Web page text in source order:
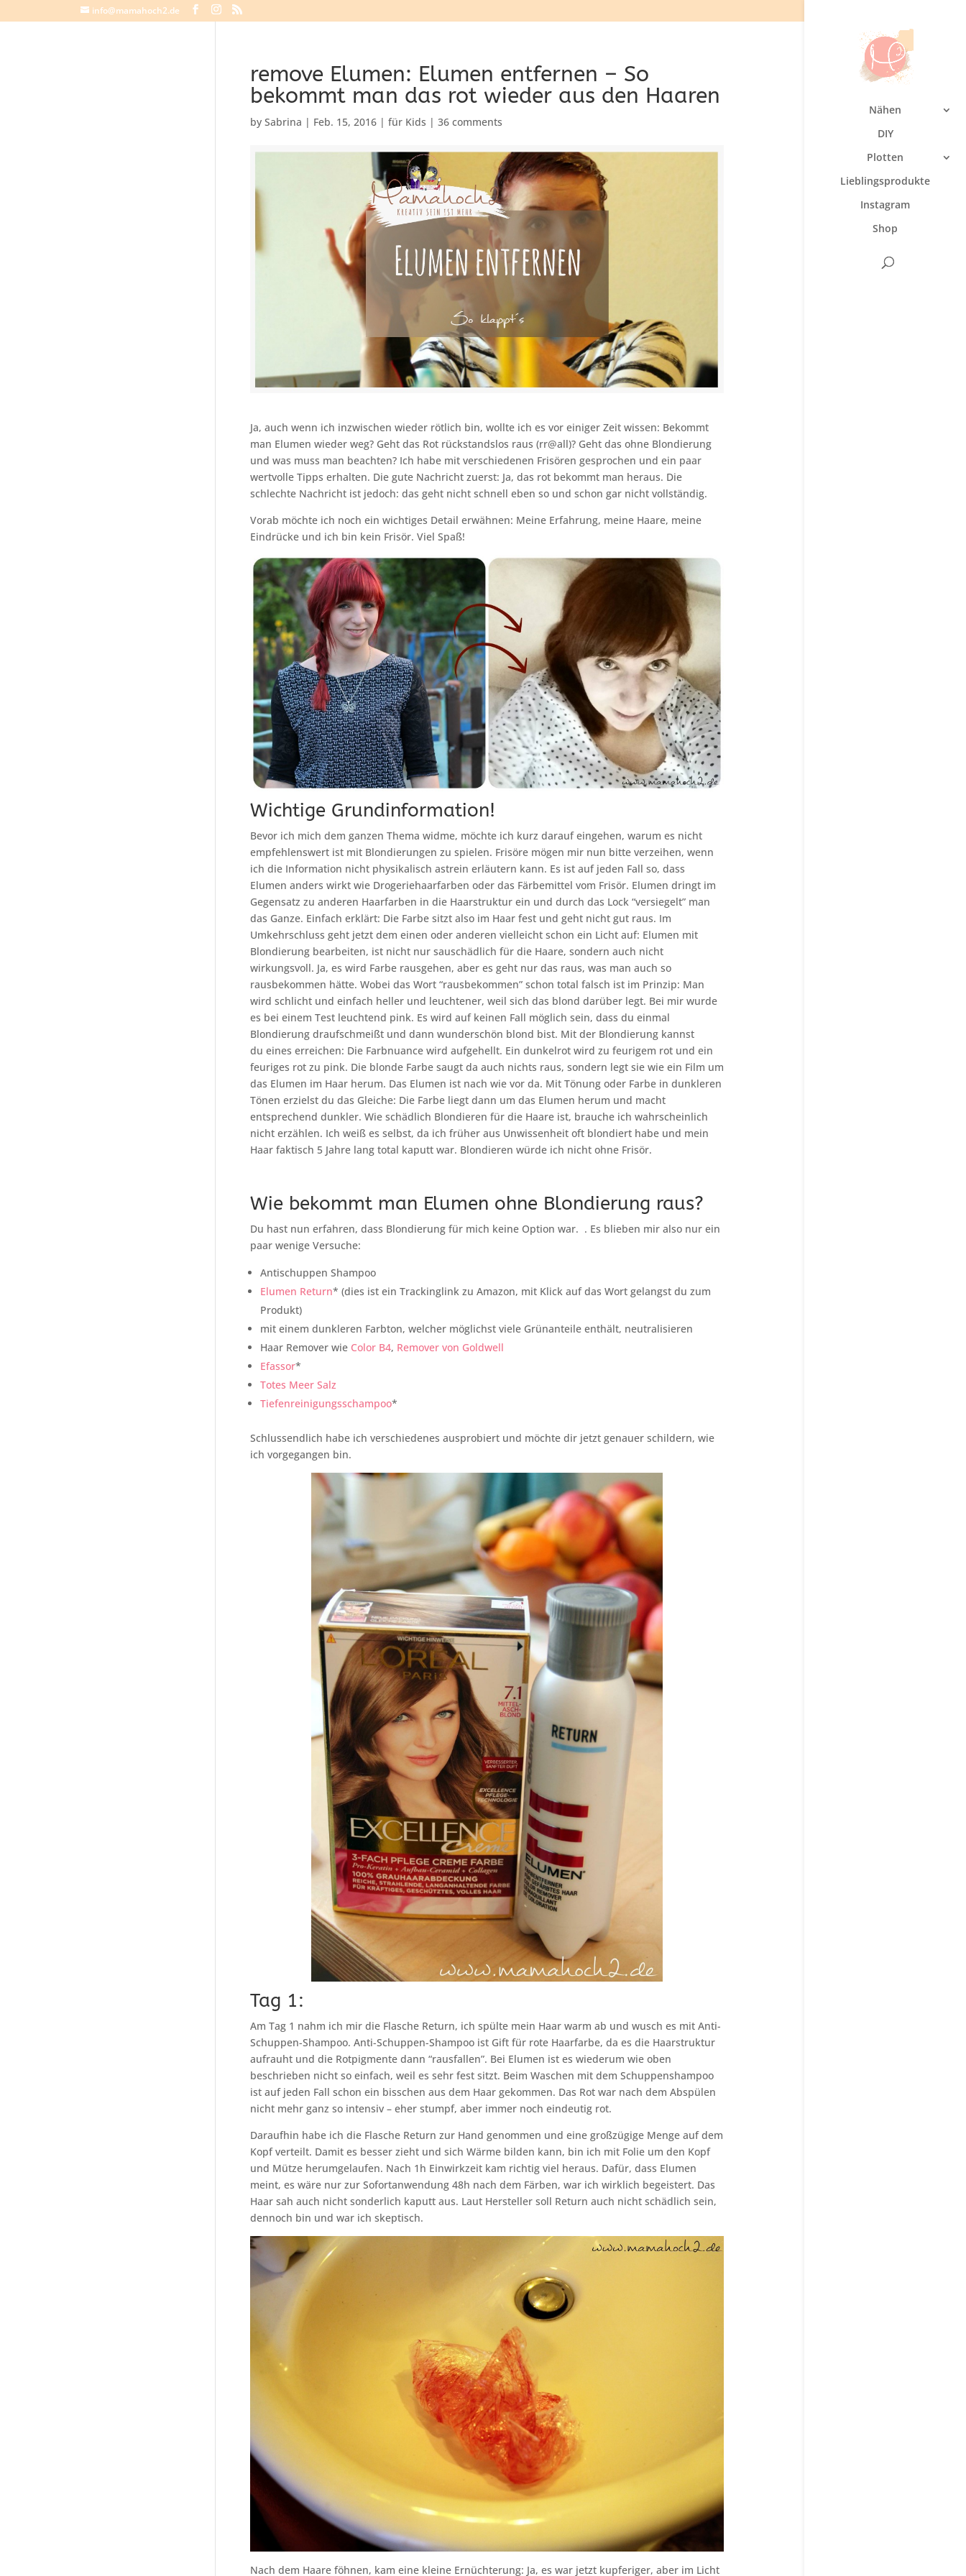
info@mamahoch2.de
Nähen
DIY
Plotten
Lieblingsprodukte
Instagram
Shop
remove Elumen: Elumen entfernen – So
bekommt man das rot wieder aus den Haaren
bySabrina | Feb. 15, 2016 |für Kids |36 comments
Ja, auch wenn ich inzwischen wieder rötlich bin, wollte ich es vor einiger Zeit wissen: Bekommt
man Elumen wieder weg? Geht das Rot rückstandslos raus (rr@all)? Geht das ohne Blondierung
und was muss man beachten? Ich habe mit verschiedenen Frisören gesprochen und ein paar
wertvolle Tipps erhalten. Die gute Nachricht zuerst: Ja, das rot bekommt man heraus. Die
schlechte Nachricht ist jedoch: das geht nicht schnell eben so und schon gar nicht vollständig.
Vorab möchte ich noch ein wichtiges Detail erwähnen: Meine Erfahrung, meine Haare, meine
Eindrücke und ich bin kein Frisör. Viel Spaß!
Wichtige Grundinformation!
Bevor ich mich dem ganzen Thema widme, möchte ich kurz darauf eingehen, warum es nicht
empfehlenswert ist mit Blondierungen zu spielen. Frisöre mögen mir nun bitte verzeihen, wenn
ich die Information nicht physikalisch astrein erläutern kann. Es ist auf jeden Fall so, dass
Elumen anders wirkt wie Drogeriehaarfarben oder das Färbemittel vom Frisör. Elumen dringt im
Gegensatz zu anderen Haarfarben in die Haarstruktur ein und durch das Lock “versiegelt” man
das Ganze. Einfach erklärt: Die Farbe sitzt also im Haar fest und geht nicht gut raus. Im
Umkehrschluss geht jetzt dem einen oder anderen vielleicht schon ein Licht auf: Elumen mit
Blondierung bearbeiten, ist nicht nur sauschädlich für die Haare, sondern auch nicht
wirkungsvoll. Ja, es wird Farbe rausgehen, aber es geht nur das raus, was man auch so
rausbekommen hätte. Wobei das Wort “rausbekommen” schon total falsch ist im Prinzip: Man
wird schlicht und einfach heller und leuchtener, weil sich das blond darüber legt. Bei mir wurde
es bei einem Test leuchtend pink. Es wird auf keinen Fall möglich sein, dass du einmal
Blondierung draufschmeißt und dann wunderschön blond bist. Mit der Blondierung kannst
du eines erreichen: Die Farbnuance wird aufgehellt. Ein dunkelrot wird zu feurigem rot und ein
feuriges rot zu pink. Die blonde Farbe saugt da auch nichts raus, sondern legt sie wie ein Film um
das Elumen im Haar herum. Das Elumen ist nach wie vor da. Mit Tönung oder Farbe in dunkleren
Tönen erzielst du das Gleiche: Die Farbe liegt dann um das Elumen herum und macht
entsprechend dunkler. Wie schädlich Blondieren für die Haare ist, brauche ich wahrscheinlich
nicht erzählen. Ich weiß es selbst, da ich früher aus Unwissenheit oft blondiert habe und mein
Haar faktisch 5 Jahre lang total kaputt war. Blondieren würde ich nicht ohne Frisör.
Wie bekommt man Elumen ohne Blondierung raus?
Du hast nun erfahren, dass Blondierung für mich keine Option war. . Es blieben mir also nur ein
paar wenige Versuche:
Antischuppen Shampoo
Elumen Return* (dies ist ein Trackinglink zu Amazon, mit Klick auf das Wort gelangst du zum
Produkt)
mit einem dunkleren Farbton, welcher möglichst viele Grünanteile enthält, neutralisieren
Haar Remover wie Color B4, Remover von Goldwell
Efassor*
Totes Meer Salz
Tiefenreinigungsschampoo*
Schlussendlich habe ich verschiedenes ausprobiert und möchte dir jetzt genauer schildern, wie
ich vorgegangen bin.
Tag 1:
Am Tag 1 nahm ich mir die Flasche Return, ich spülte mein Haar warm ab und wusch es mit Anti-
Schuppen-Shampoo. Anti-Schuppen-Shampoo ist Gift für rote Haarfarbe, da es die Haarstruktur
aufrauht und die Rotpigmente dann “rausfallen”. Bei Elumen ist es wiederum wie oben
beschrieben nicht so einfach, weil es sehr fest sitzt. Beim Waschen mit dem Schuppenshampoo
ist auf jeden Fall schon ein bisschen aus dem Haar gekommen. Das Rot war nach dem Abspülen
nicht mehr ganz so intensiv – eher stumpf, aber immer noch eindeutig rot.
Daraufhin habe ich die Flasche Return zur Hand genommen und eine großzügige Menge auf dem
Kopf verteilt. Damit es besser zieht und sich Wärme bilden kann, bin ich mit Folie um den Kopf
und Mütze herumgelaufen. Nach 1h Einwirkzeit kam richtig viel heraus. Dafür, dass Elumen
meint, es wäre nur zur Sofortanwendung 48h nach dem Färben, war ich wirklich begeistert. Das
Haar sah auch nicht sonderlich kaputt aus. Laut Hersteller soll Return auch nicht schädlich sein,
dennoch bin und war ich skeptisch.
Nach dem Haare föhnen, kam eine kleine Ernüchterung: Ja, es war jetzt kupferiger, aber im Licht